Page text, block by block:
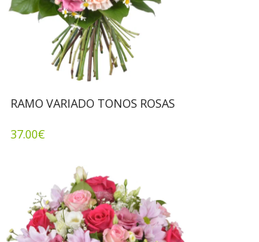
RAMO VARIADO TONOS ROSAS
37.00€